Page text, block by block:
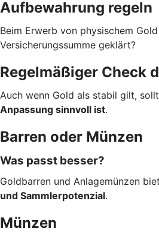
Aufbewahrung regeln
Beim Erwerb von physischem
Versicherungssumme geklärt?
Regelmäßiger Check
Auch wenn Gold als stabil gilt,
Anpassung sinnvoll ist.
Barren oder Münzen
Was passt besser?
Goldbarren und Anlagemünzen
und Sammlerpotenzial.
Münzen